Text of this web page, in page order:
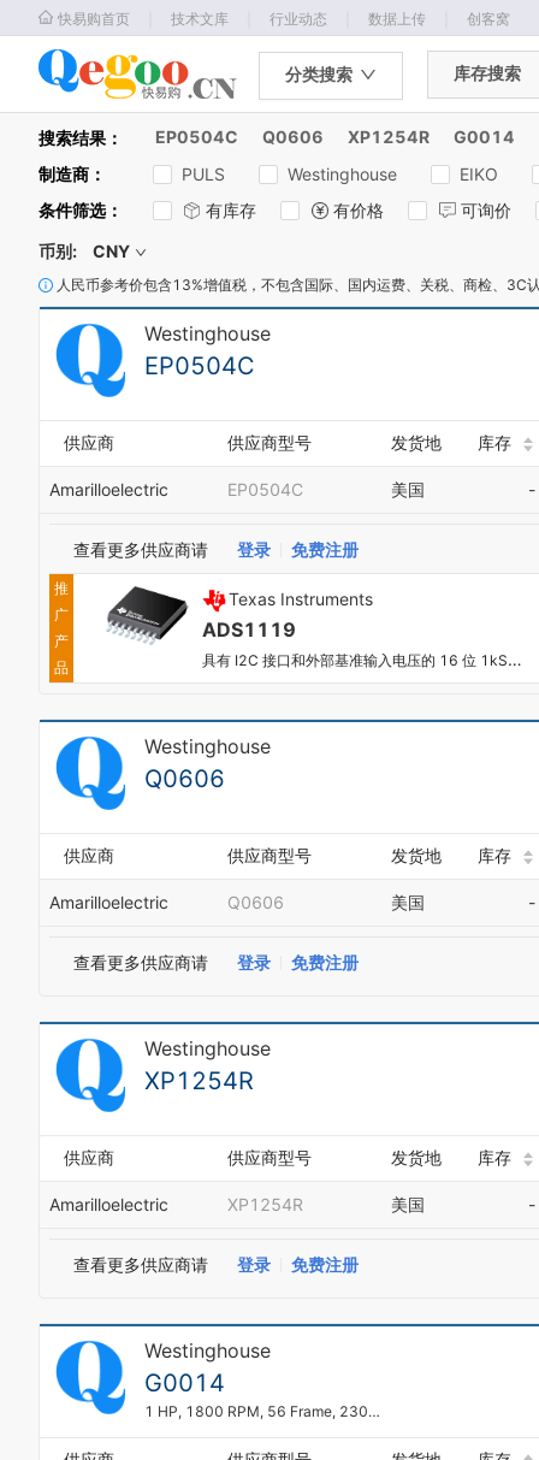
快易购首页 技术文库 行业动态 数据上传 创客窝
分类搜索 库存搜索
搜索结果： EP0504C Q0606 XP1254R
G0014
制造商 ： PULS Westinghouse
EIKO
条件筛选： 有库存 有价格
可询价
币别:
CNY
人民币参考价包含13%增值税，不包含国际、国内运费、关税、商检、3C
Westinghouse
EP0504C
供应商 供应商型号 发货地 库存
Amarilloelectric EP0504C 美国 -
查看更多供应商请 登录 免费注册
推
广
产
品
Texas Instruments
ADS1119
具有 I2C 接口和外部基准输入电压的 16 位 1kSPS 4 通道通用 Δ-Σ ADC
Westinghouse
Q0606
供应商 供应商型号 发货地 库存
Amarilloelectric Q0606 美国 -
查看更多供应商请 登录 免费注册
Westinghouse
XP1254R
供应商 供应商型号 发货地 库存
Amarilloelectric XP1254R 美国 -
查看更多供应商请 登录 免费注册
Westinghouse
G0014
1 HP, 1800 RPM, 56 Frame, 230-460, TEFC